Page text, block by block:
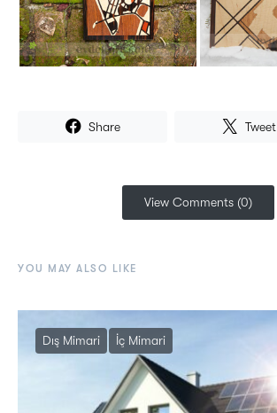
Share Tweet
View Comments (0)
YOU MAY ALSO LIKE
Dış Mimari İç Mimari